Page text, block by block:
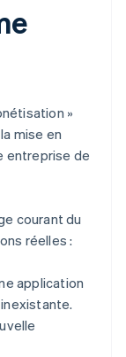
»
mise en
entreprise de
courant du
réelles :
application